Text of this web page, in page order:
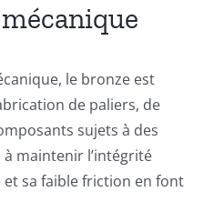
le bronze est
de paliers, de
sujets à des
maintenir l’intégrité
sa faible friction en font